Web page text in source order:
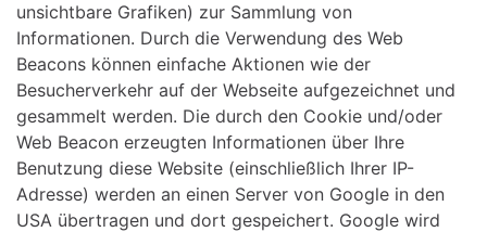
unsichtbare Grafiken) zur Sammlung von
Informationen. Durch die Verwendung des Web
Beacons können einfache Aktionen wie der
Besucherverkehr auf der Webseite aufgezeichnet und
gesammelt werden. Die durch den Cookie und/oder
Web Beacon erzeugten Informationen über Ihre
Benutzung diese Website (einschließlich Ihrer IP-
Adresse) werden an einen Server von Google in den
USA übertragen und dort gespeichert. Google wird